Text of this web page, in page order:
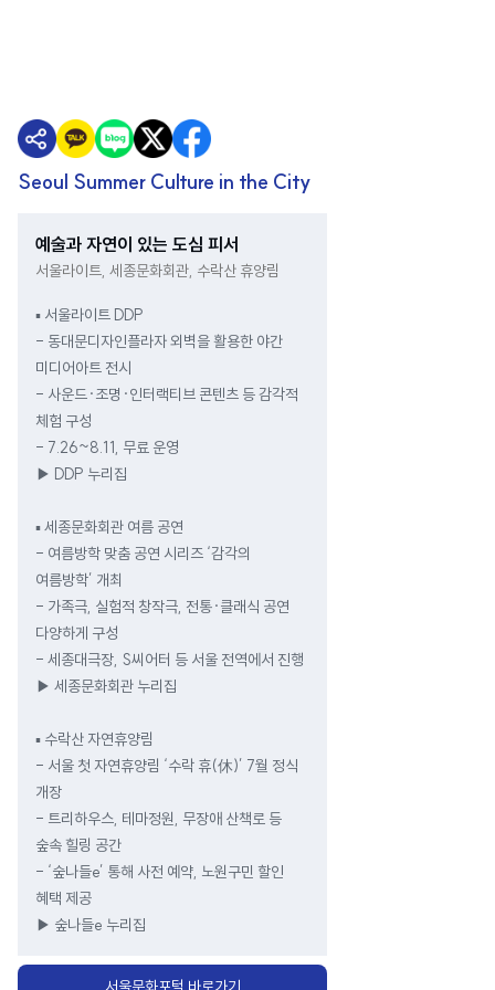
Seoul Summer Culture in the City
예술과 자연이 있는 도심 피서
서울라이트, 세종문화회관, 수락산 휴양림
▪ 서울라이트 DDP
- 동대문디자인플라자 외벽을 활용한 야간
미디어아트 전시
- 사운드·조명·인터랙티브 콘텐츠 등 감각적
체험 구성
- 7.26~8.11, 무료 운영
▶ DDP 누리집
▪ 세종문화회관 여름 공연
- 여름방학 맞춤 공연 시리즈 ‘감각의
여름방학’ 개최
- 가족극, 실험적 창작극, 전통·클래식 공연
다양하게 구성
- 세종대극장, S씨어터 등 서울 전역에서 진행
▶ 세종문화회관 누리집
▪ 수락산 자연휴양림
- 서울 첫 자연휴양림 ‘수락 휴(休)’ 7월 정식
개장
- 트리하우스, 테마정원, 무장애 산책로 등
숲속 힐링 공간
- ‘숲나들e’ 통해 사전 예약, 노원구민 할인
혜택 제공
▶ 숲나들e 누리집